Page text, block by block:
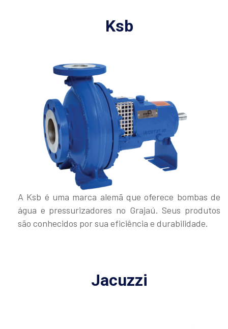
Ksb
A Ksb é uma marca alemã que oferece bombas de
água e pressurizadores no Grajaú. Seus produtos
são conhecidos por sua eficiência e durabilidade.
Jacuzzi